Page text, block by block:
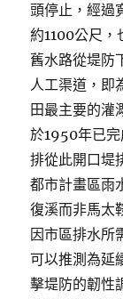
頭停止，經過
約1100公尺，
舊水路從堤防
人工渠道，即
田最主要的灌
於1950年已
排從此開口堤
都市計畫區雨
復溪而非馬太
因市區排水所
可以推測為延
擊堤防的韌性